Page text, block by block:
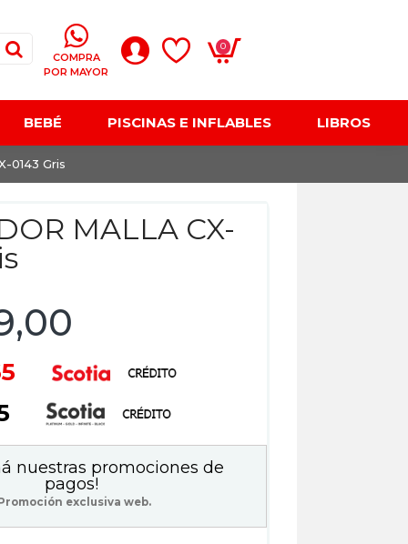
COMPRA
POR MAYOR
0
BEBÉ PISCINAS E INFLABLES LIBROS
0143 Gris
MALLA CX-
nuestras promociones de
pagos!
exclusiva web.